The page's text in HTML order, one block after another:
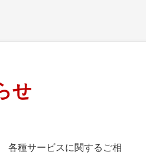
せ
各種サービスに関するご相